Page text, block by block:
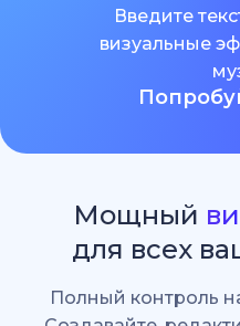
Введите
визуальные
Мощный
для всех
Полный контроль